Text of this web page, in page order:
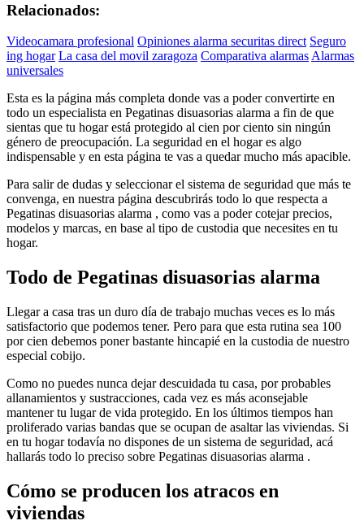
Relacionados:
Videocamara profesional Opiniones alarma securitas direct Seguro
ing hogar La casa del movil zaragoza Comparativa alarmas Alarmas
universales
Esta es la página más completa donde vas a poder convertirte en
todo un especialista en Pegatinas disuasorias alarma a fin de que
sientas que tu hogar está protegido al cien por ciento sin ningún
género de preocupación. La seguridad en el hogar es algo
indispensable y en esta página te vas a quedar mucho más apacible.
Para salir de dudas y seleccionar el sistema de seguridad que más te
convenga, en nuestra página descubrirás todo lo que respecta a
Pegatinas disuasorias alarma , como vas a poder cotejar precios,
modelos y marcas, en base al tipo de custodia que necesites en tu
hogar.
Todo de Pegatinas disuasorias alarma
Llegar a casa tras un duro día de trabajo muchas veces es lo más
satisfactorio que podemos tener. Pero para que esta rutina sea 100
por cien debemos poner bastante hincapié en la custodia de nuestro
especial cobijo.
Como no puedes nunca dejar descuidada tu casa, por probables
allanamientos y sustracciones, cada vez es más aconsejable
mantener tu lugar de vida protegido. En los últimos tiempos han
proliferado varias bandas que se ocupan de asaltar las viviendas. Si
en tu hogar todavía no dispones de un sistema de seguridad, acá
hallarás todo lo preciso sobre Pegatinas disuasorias alarma .
Cómo se producen los atracos en
viviendas